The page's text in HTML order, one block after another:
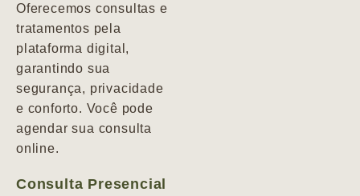
Oferecemos consultas e
tratamentos pela
plataforma digital,
garantindo sua
segurança, privacidade
e conforto. Você pode
agendar sua consulta
online.
Consulta Presencial